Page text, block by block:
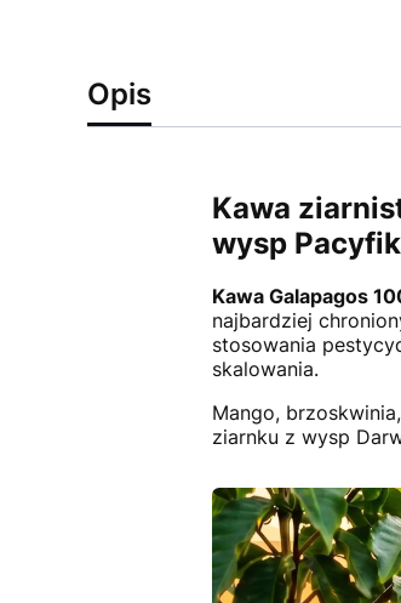
Opis
Kawa
wysp
Kawa Galapagos
najbardziej
stosowania
skalowania.
Mango,
ziarnku z wysp